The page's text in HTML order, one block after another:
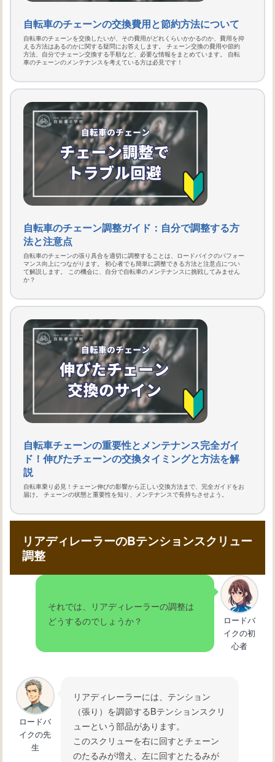
自転車のチェーンの交換費用と節約方法について
自転車のチェーンを交換したいが、その費用がどれくらいかかるのか、費用を抑
える方法はあるのかに関する疑問にお答えします。 チェーン交換の費用や節約
方法、自分でチェーン交換する手順など、必要な情報をまとめています。 自転
車のチェーンのメンテナンスを考えている方は必見です！
自転車のチェーン調整ガイド：自分で調整する方
法と注意点
自転車のチェーンの張り具合を適切に調整することは、ロードバイクのパフォー
マンス向上につながります。 初心者でも簡単に調整できる方法と注意点につい
て解説します。 この機会に、自分で自転車のメンテナンスに挑戦してみません
か？
自転車チェーンの重要性とメンテナンス完全ガイ
ド！伸びたチェーンの交換タイミングと方法を解
説
自転車乗り必見！チェーン伸びの影響から正しい交換方法まで、完全ガイドをお
届け。 チェーンの状態と重要性を知り、メンテナンスで長持ちさせよう。
リアディレーラーのBテンションスクリュー
調整
それでは、リアディレーラーの調整は
どうするのでしょうか？
ロードバ
イクの初
心者
ロードバ
イクの先
生
リアディレーラーには、テンション
（張り）を調節するBテンションスクリ
ューという部品があります。
このスクリューを右に回すとチェーン
のたるみが増え、左に回すとたるみが